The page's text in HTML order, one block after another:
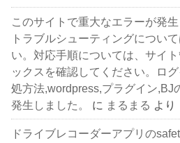
このサイトで重大なエラーが発
トラブルシューティングについ
い。対応手順については、サイ
ックスを確認してください。ロ
処方法,wordpress,プラグイン,BJ
発生しました。
に まるまる より
ドライブレコーダーアプリの